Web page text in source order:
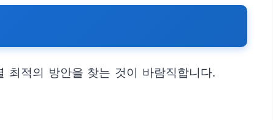
최적의 방안을 찾는 것이 바람직합니다.